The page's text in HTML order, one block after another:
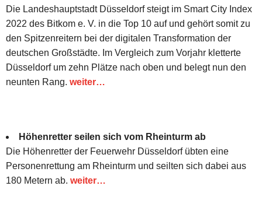
Die Landeshauptstadt Düsseldorf steigt im Smart City Index
2022 des Bitkom e. V. in die Top 10 auf und gehört somit zu
den Spitzenreitern bei der digitalen Transformation der
deutschen Großstädte. Im Vergleich zum Vorjahr kletterte
Düsseldorf um zehn Plätze nach oben und belegt nun den
neunten Rang. weiter…
Höhenretter seilen sich vom Rheinturm ab
Die Höhenretter der Feuerwehr Düsseldorf übten eine
Personenrettung am Rheinturm und seilten sich dabei aus
180 Metern ab. weiter…